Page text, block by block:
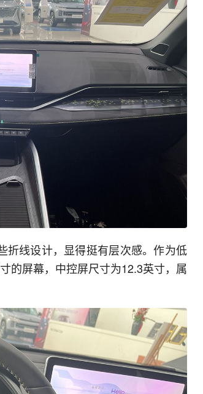
折线设计，显得挺有层次感。作为低
的屏幕，中控屏尺寸为12.3英寸，属